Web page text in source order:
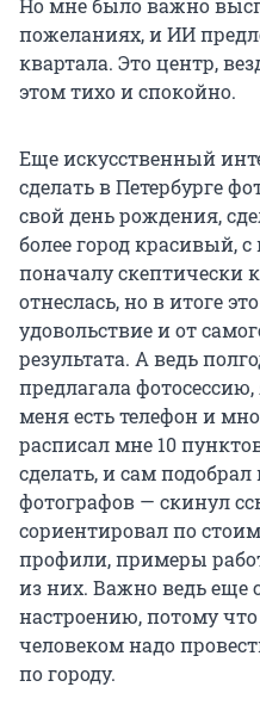
Но мне было важно
пожеланиях, и ИИ
квартала. Это центр,
этом тихо и спокойно.
Еще искусственный
сделать в Петербурге
свой день рождения,
более город красивый,
поначалу скептически
отнеслась, но в итоге
удовольствие и от
результата. А ведь
предлагала
меня есть телефон и
расписал мне 10
сделать, и сам
фотографов — скинул
сориентировал по
профили, примеры
из них. Важно ведь еще
настроению, потому
человеком надо
по городу.